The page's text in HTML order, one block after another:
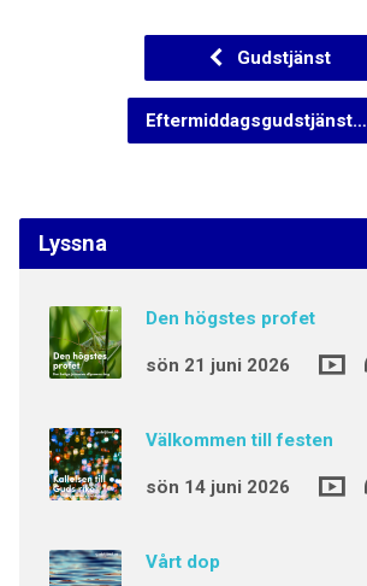
Gudstjänst
Eftermiddagsgudstjänst…
Lyssna
Den högstes profet
sön 21 juni 2026
Välkommen till festen
sön 14 juni 2026
Vårt dop